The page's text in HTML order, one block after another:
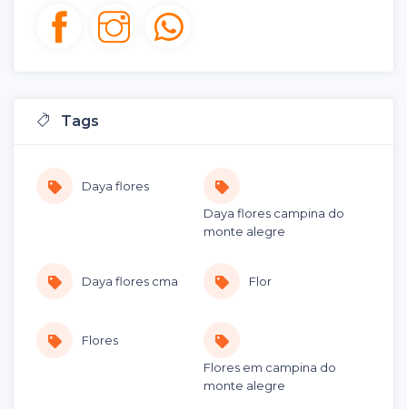
Tags
Daya flores
Daya flores campina do
monte alegre
Daya flores cma Flor
Flores
Flores em campina do
monte alegre